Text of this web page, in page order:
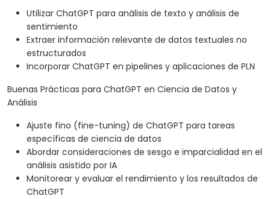
Utilizar ChatGPT para análisis de texto y análisis de
sentimiento
Extraer información relevante de datos textuales no
estructurados
Incorporar ChatGPT en pipelines y aplicaciones de PLN
Buenas Prácticas para ChatGPT en Ciencia de Datos y
Análisis
Ajuste fino (fine-tuning) de ChatGPT para tareas
específicas de ciencia de datos
Abordar consideraciones de sesgo e imparcialidad en el
análisis asistido por IA
Monitorear y evaluar el rendimiento y los resultados de
ChatGPT